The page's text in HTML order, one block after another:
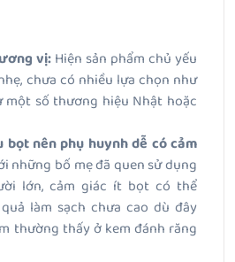
vị: Hiện sản phẩm chủ yếu
chưa có nhiều lựa chọn như
một số thương hiệu Nhật hoặc
bọt nên phụ huynh dễ có cảm
những bố mẹ đã quen sử dụng
lớn, cảm giác ít bọt có thể
làm sạch chưa cao dù đây
thường thấy ở kem đánh răng